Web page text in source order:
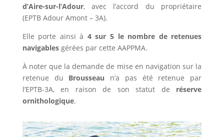
d’Aire-sur-l’Adour, avec l’accord du propriétaire
(EPTB Adour Amont – 3A).
Elle porte ainsi à 4 sur 5 le nombre de retenues
navigablesgérées par cette AAPPMA.
À noter que la demande de mise en navigation sur la
retenue du Brousseau n’a pas été retenue par
l’EPTB-3A, en raison de son statut de réserve
ornithologique.